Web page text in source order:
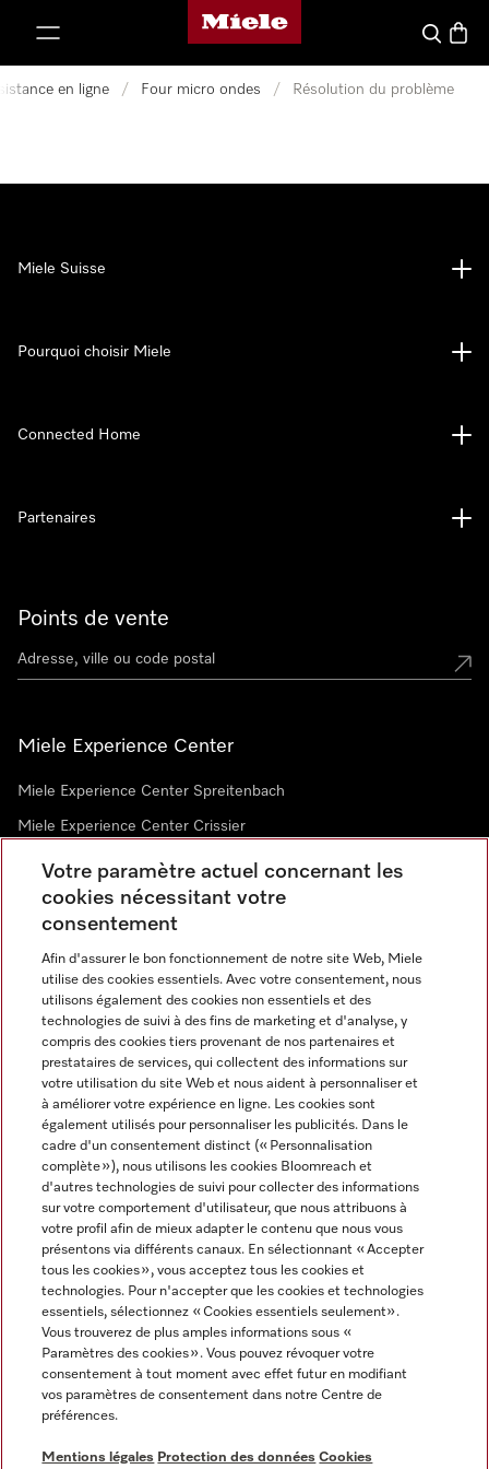
Page d'accueil de Miele
Search
en ligne / Four micro ondes / Résolution du problème
Points de vente
Miele Experience Center
Miele Experience Center Spreitenbach
Miele Experience Center Crissier
Newsletter
Langue
FRANÇAIS
Miele Suisse
Pourquoi choisir Miele
Connected Home
Partenaires
Mentions légales
CGV
Protection des données
Miele sur Youtube
Votre paramètre actuel concernant les
cookies nécessitant votre
consentement
Afin d'assurer le bon fonctionnement de notre site Web, Miele
utilise des cookies essentiels. Avec votre consentement, nous
utilisons également des cookies non essentiels et des
technologies de suivi à des fins de marketing et d'analyse, y
compris des cookies tiers provenant de nos partenaires et
prestataires de services, qui collectent des informations sur
votre utilisation du site Web et nous aident à personnaliser et
à améliorer votre expérience en ligne. Les cookies sont
également utilisés pour personnaliser les publicités. Dans le
cadre d'un consentement distinct (« Personnalisation
complète »), nous utilisons les cookies Bloomreach et
d'autres technologies de suivi pour collecter des informations
sur votre comportement d'utilisateur, que nous attribuons à
votre profil afin de mieux adapter le contenu que nous vous
présentons via différents canaux. En sélectionnant « Accepter
tous les cookies », vous acceptez tous les cookies et
technologies. Pour n'accepter que les cookies et technologies
essentiels, sélectionnez « Cookies essentiels seulement».
Vous trouverez de plus amples informations sous «
Paramètres des cookies ». Vous pouvez révoquer votre
consentement à tout moment avec effet futur en modifiant
vos paramètres de consentement dans notre Centre de
préférences.
Mentions légales Protection des données Cookies